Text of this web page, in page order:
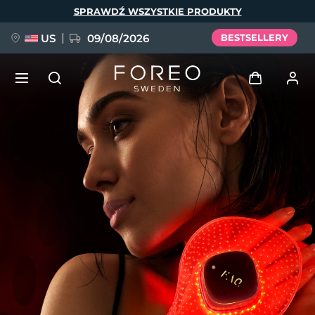
SPRAWDŹ WSZYSTKIE PRODUKTY
US 09/08/2026 BESTSELLERY
Zaloguj
Profil użytkownika
Moje urządzenia
Moje zamówienia
Moje adresy
Moje subskrypcje
NOWOŚĆ
FAQ™ Pure Beauty-Tech Elixir
BREAKING NEWS
issa™ Teeth Whitening Set
Deutsch
Español
Italiano
Português
Svenska
Русский
Türkçe
简体中文 繁體中文